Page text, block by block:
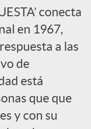
conecta
en 1967,
a las
de
está
que que
y con su